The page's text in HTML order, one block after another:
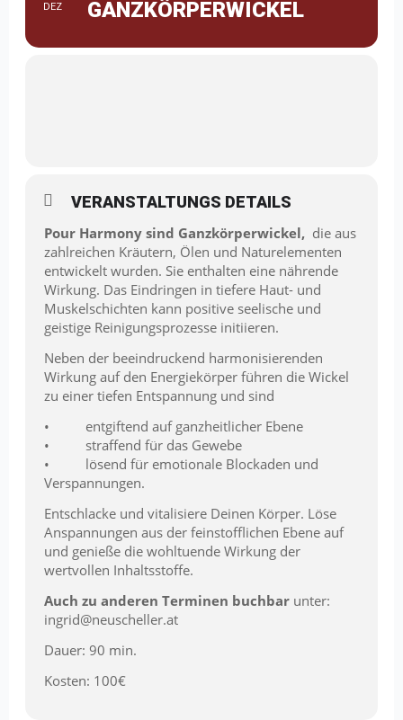
DEZ
GANZKÖRPERWICKEL
VERANSTALTUNGS DETAILS
Pour Harmony sind Ganzkörperwickel, die aus
zahlreichen Kräutern, Ölen und Naturelementen
entwickelt wurden. Sie enthalten eine nährende
Wirkung. Das Eindringen in tiefere Haut- und
Muskelschichten kann positive seelische und
geistige Reinigungsprozesse initiieren.
Neben der beeindruckend harmonisierenden
Wirkung auf den Energiekörper führen die Wickel
zu einer tiefen Entspannung und sind
• entgiftend auf ganzheitlicher Ebene
• straffend für das Gewebe
• lösend für emotionale Blockaden und
Verspannungen.
Entschlacke und vitalisiere Deinen Körper. Löse
Anspannungen aus der feinstofflichen Ebene auf
und genieße die wohltuende Wirkung der
wertvollen Inhaltsstoffe.
Auch zu anderen Terminen buchbarunter:
ingrid@neuscheller.at
Dauer: 90 min.
Kosten: 100€